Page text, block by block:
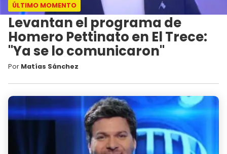
ÚLTIMO MOMENTO
Levantan el programa de
Homero Pettinato en El Trece:
"Ya se lo comunicaron"
Por Matías Sánchez